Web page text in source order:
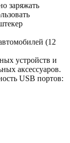
заряжать
(12
устройств и
аксессуаров.
USB портов: